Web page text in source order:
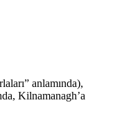
anlamında),
Kilnamanagh’a